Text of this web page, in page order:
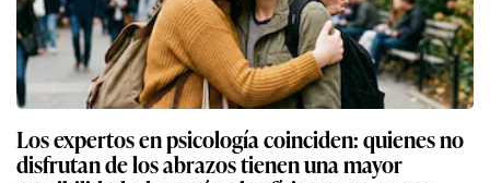
Los expertos en psicología coinciden: quienes no
disfrutan de los abrazos tienen una mayor